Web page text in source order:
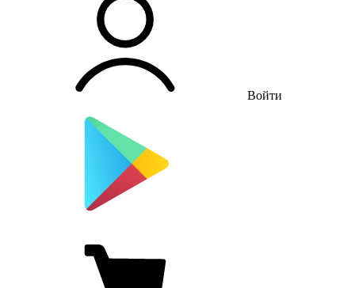
Войти